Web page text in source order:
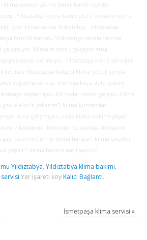
klima sökme takma tamir bakım servisi,
Yıldıztabya klima tamircileri, en yakın klima
özel klima servisi Yıldıztabya , Yıldıztabya
fancoil bakımı, Yıldıztabya havalandırma
klima motoru çalışıyor ama
pervanesi dönmiyor, Yıldıztabya klima servisleri
Yıldıztabya bölgesi klima yetkili servisi
soğutma servisi, klimaya kaça defa bakım
ısıtmaya başlamıyor, klimadan sesler geliyor, klima
elektrik yakarmı?, klima kumandası
ama çalışmıyor, ucuz klima bakımı yapan
/ kullanımı, klimadan su akması, klimanın
gazı bitermi?, en iyi klima hangisi?, klima çeşitleri
yapılır?, klima bakımı nasıl yapılır?,
Yıldıztabya,Yıldıztabya klima bakımı,
.Yer işareti koy Kalıcı Bağlantı.
İsmetpaşa klima servisi »